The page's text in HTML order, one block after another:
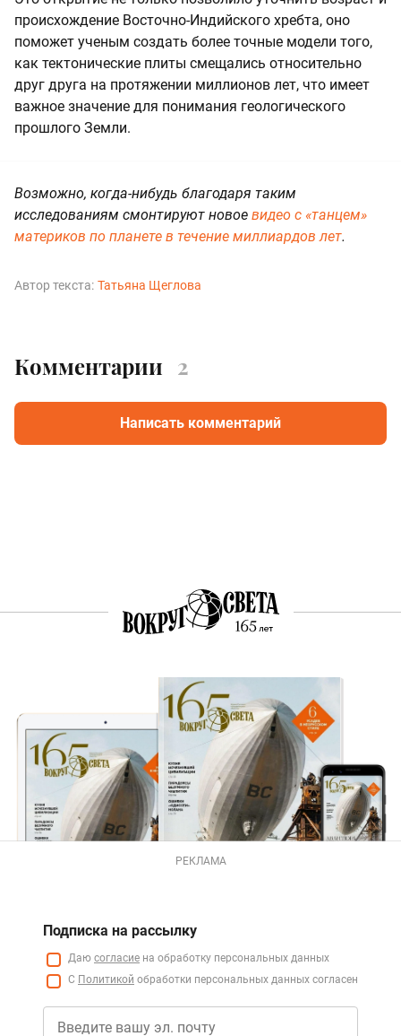
происхождение Восточно-Индийского хребта, оно
поможет ученым создать более точные модели того,
как тектонические плиты смещались относительно
друг друга на протяжении миллионов лет, что имеет
важное значение для понимания геологического
прошлого Земли.
Возможно, когда-нибудь благодаря таким
исследованиям смонтируют новое видео с «танцем»
материков по планете в течение миллиардов лет.
Автор текста: Татьяна Щеглова
Комментарии 2
Написать комментарий
РЕКЛАМА
Подписка на рассылку
Даю согласие на обработку персональных данных
С Политикой обработки персональных данных согласен